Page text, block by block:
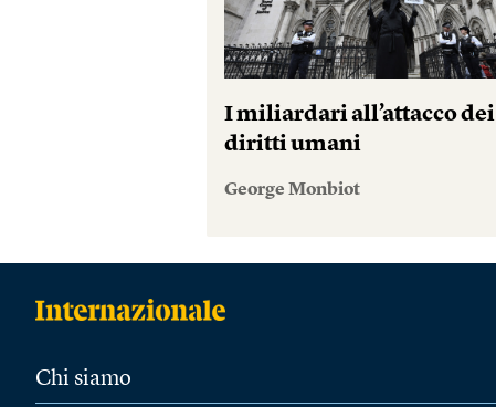
I miliardari all’attacco dei
diritti umani
George Monbiot
Chi siamo